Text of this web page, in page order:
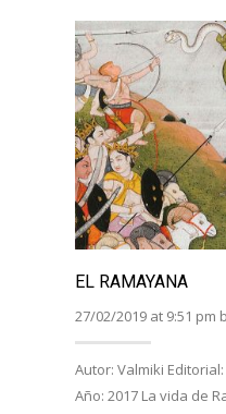
EL RAMAYANA
27/02/2019 at 9:51 pm
Autor: Valmiki
Año: 2017 La vida de